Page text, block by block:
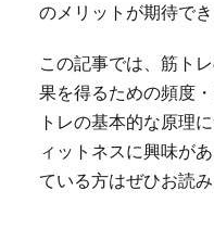
のメリットが期待でき
この記事では、筋ト
果を得るための頻度
トレの基本的な原理
ィットネスに興味が
ている方はぜひお読み